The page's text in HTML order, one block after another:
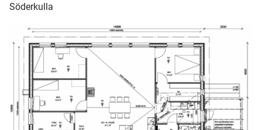
Söderkulla